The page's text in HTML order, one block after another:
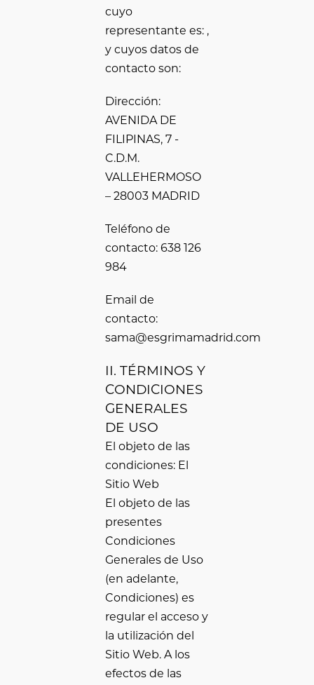
cuyo
representante es: ,
y cuyos datos de
contacto son:
Dirección:
AVENIDA DE
FILIPINAS, 7 -
C.D.M.
VALLEHERMOSO
– 28003 MADRID
Teléfono de
contacto: 638 126
984
Email de
contacto:
sama@esgrimamadrid.com
II. TÉRMINOS Y
CONDICIONES
GENERALES
DE USO
El objeto de las
condiciones: El
Sitio Web
El objeto de las
presentes
Condiciones
Generales de Uso
(en adelante,
Condiciones) es
regular el acceso y
la utilización del
Sitio Web. A los
efectos de las